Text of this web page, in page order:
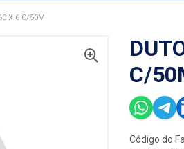
X 6 C/50M
C/
Código do